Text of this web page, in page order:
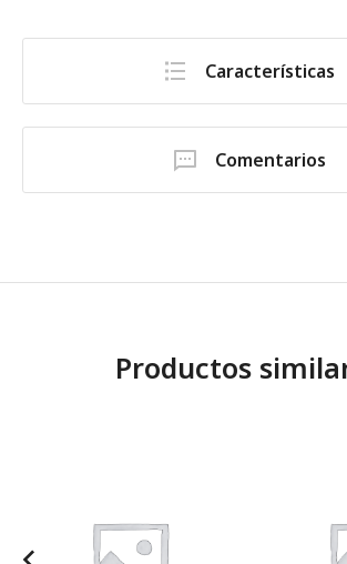
Características
Comentarios
Productos